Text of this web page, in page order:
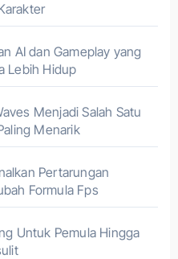
AI dan Gameplay yang
Lebih Hidup
Menjadi Salah Satu
Menarik
Pertarungan
Formula Fps
Untuk Pemula Hingga